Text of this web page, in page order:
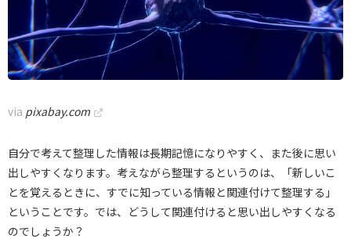
via pixabay.com
自分で考えて整理した情報は長期記憶になりやすく、また後に思い
出しやすくなります。考えながら整理するというのは、「新しいこ
とを覚えるときに、すでに知っている情報と関連付けて整理する」
ということです。では、どうして関連付けると思い出しやすくなる
のでしょうか？